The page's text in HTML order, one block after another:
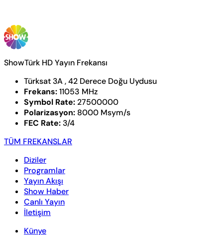
ShowTürk HD Yayın Frekansı
Türksat 3A , 42 Derece Doğu Uydusu
Frekans:11053 MHz
Symbol Rate: 27500000
Polarizasyon: 8000 Msym/s
FEC Rate: 3/4
TÜM FREKANSLAR
Diziler
Programlar
Yayın Akışı
Show Haber
Canlı Yayın
İletişim
Künye